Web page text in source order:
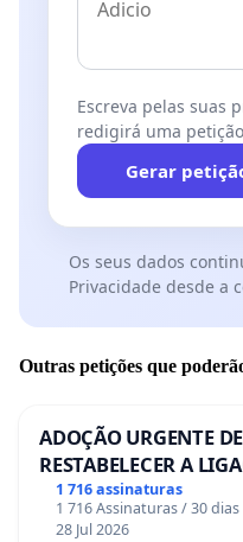
Escreva pelas suas
redigirá uma
Gerar
Os seus dados
Privacidade desde a
Outras petições que
ADOÇÃO URGENTE
RESTABELECER A
1 716 assinaturas
1 716 Assinaturas / 30 dias
28 Jul 2026